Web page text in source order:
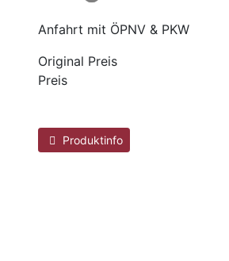
Anfahrt mit ÖPNV & PKW
Original Preis
Preis
Produktinfo